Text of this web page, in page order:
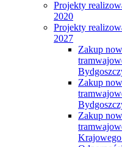
Projekty
2020
Projekty
2027
Zakup
Zakup
Zakup